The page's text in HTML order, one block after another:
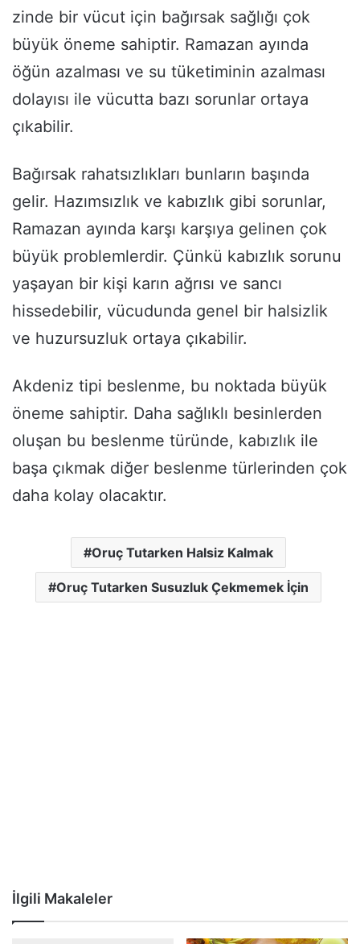
zinde bir vücut için bağırsak sağlığı çok
büyük öneme sahiptir. Ramazan ayında
öğün azalması ve su tüketiminin azalması
dolayısı ile vücutta bazı sorunlar ortaya
çıkabilir.
Bağırsak rahatsızlıkları bunların başında
gelir. Hazımsızlık ve kabızlık gibi sorunlar,
Ramazan ayında karşı karşıya gelinen çok
büyük problemlerdir. Çünkü kabızlık sorunu
yaşayan bir kişi karın ağrısı ve sancı
hissedebilir, vücudunda genel bir halsizlik
ve huzursuzluk ortaya çıkabilir.
Akdeniz tipi beslenme, bu noktada büyük
öneme sahiptir. Daha sağlıklı besinlerden
oluşan bu beslenme türünde, kabızlık ile
başa çıkmak diğer beslenme türlerinden çok
daha kolay olacaktır.
Oruç Tutarken Halsiz Kalmak
Oruç Tutarken Susuzluk Çekmemek İçin
İlgili Makaleler